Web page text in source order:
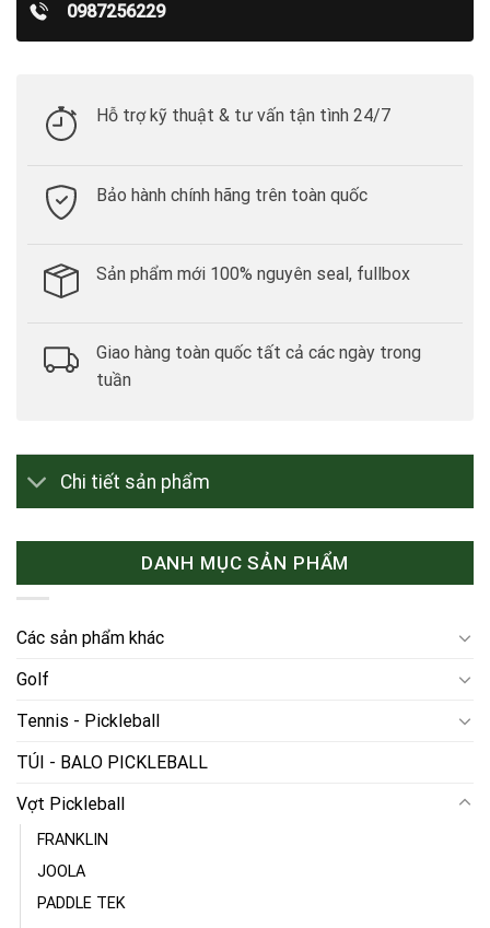
0987256229
Hỗ trợ kỹ thuật & tư vấn tận tình 24/7
Bảo hành chính hãng trên toàn quốc
Sản phẩm mới 100% nguyên seal, fullbox
Giao hàng toàn quốc tất cả các ngày trong
tuần
Chi tiết sản phẩm
DANH MỤC SẢN PHẨM
Các sản phẩm khác
Golf
Tennis - Pickleball
TÚI - BALO PICKLEBALL
Vợt Pickleball
FRANKLIN
JOOLA
PADDLE TEK